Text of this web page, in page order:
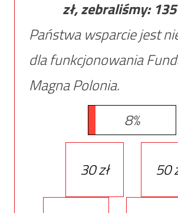
zł, zebraliśmy:
Państwa wsparcie jest
dla funkcjonowania
Magna Polonia.
8%
30 zł 50